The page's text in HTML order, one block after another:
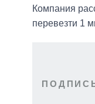
Компания
перевезти 1